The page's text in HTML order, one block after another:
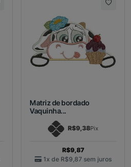
Matriz de bordado
Vaquinha...
R$9,38Pix
R$9,87
1x de R$9,87 sem juros